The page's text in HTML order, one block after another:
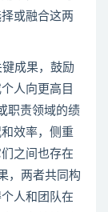
或融合这两
成果，鼓励
人向更高目
职责领域的绩
效率，侧重
之间也存在
，两者共同构
人和团队在